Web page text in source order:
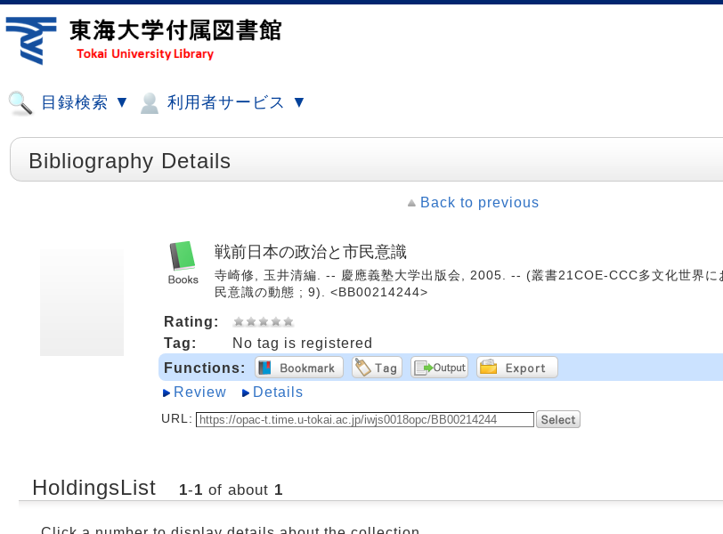
目録検索 ▼ 利用者サービス ▼
Bibliography Details
Back to previous
戦前日本の政治と市民意識
寺崎修, 玉井清編. -- 慶應義塾大学出版会, 2005. -- (叢書21COE-CCC多文化世界に
民意識の動態 ; 9). <BB00214244>
Rating:
Tag:
No tag is registered
Functions:
Review
Details
URL:
HoldingsList 1-1 of about 1